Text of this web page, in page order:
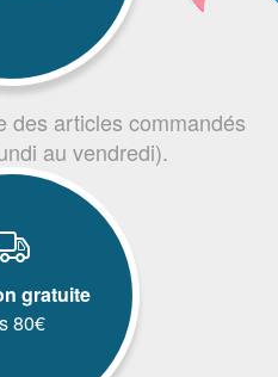
des articles commandés
au vendredi).
gratuite
80€